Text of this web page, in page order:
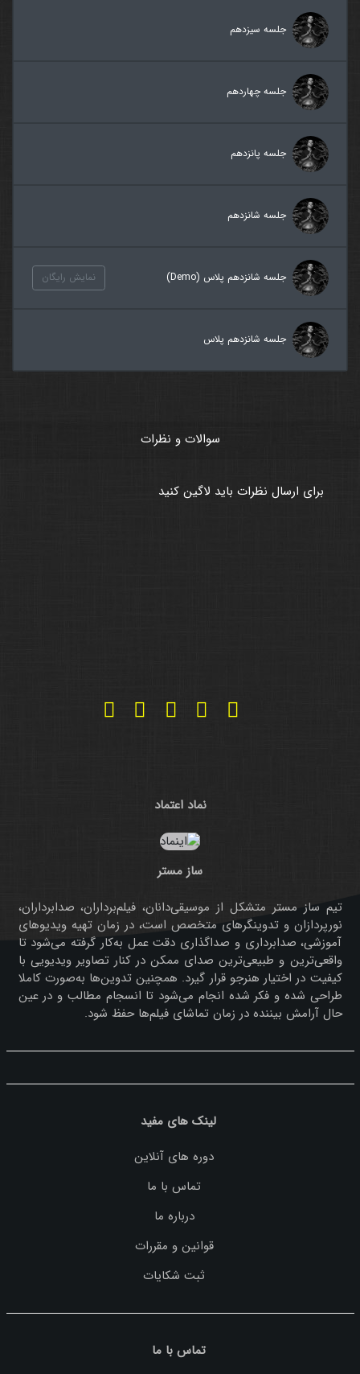
جلسه سیزدهم
جلسه چهاردهم
جلسه پانزدهم
جلسه شانزدهم
جلسه شانزدهم پلاس (Demo) نمایش رایگان
جلسه شانزدهم پلاس
سوالات و نظرات
برای ارسال نظرات باید لاگین کنید
نماد اعتماد
ساز مستر
تیم ساز مستر متشکل از موسیقی‌دانان، فیلم‌برداران، صدابرداران،
نورپردازان و تدوینگرهای متخصص است، در زمان تهیه ویدیوهای
آموزشی، صدابرداری و صداگذاری دقت عمل به‌کار گرفته می‌شود تا
واقعی‌ترین و طبیعی‌ترین صدای ممکن در کنار تصاویر ویدیویی با
کیفیت در اختیار هنرجو قرار گیرد. همچنین تدوین‌ها به‌صورت کاملا
طراحی شده و فکر شده انجام می‌شود تا انسجام مطالب و در عین
حال آرامش بیننده در زمان تماشای فیلم‌ها حفظ شود.
لینک های مفید
دوره های آنلاین
تماس با ما
درباره ما
قوانین و مقررات
ثبت شکایات
تماس با ما